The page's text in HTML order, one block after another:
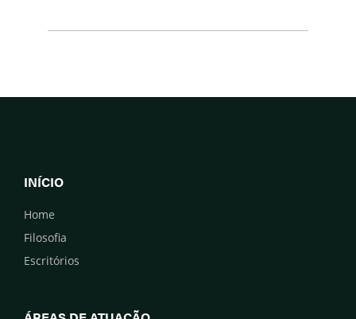
INÍCIO
Home
Filosofia
Escritórios